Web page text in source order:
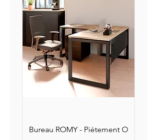
Bureau ROMY - Piétement O